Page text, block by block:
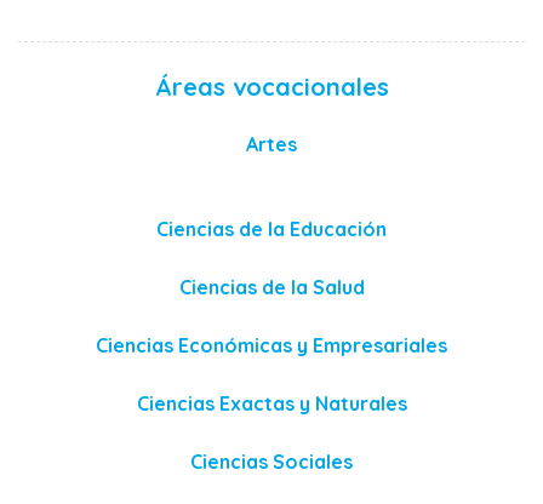
Áreas vocacionales
Artes
Ciencias de la Educación
Ciencias de la Salud
Ciencias Económicas y Empresariales
Ciencias Exactas y Naturales
Ciencias Sociales